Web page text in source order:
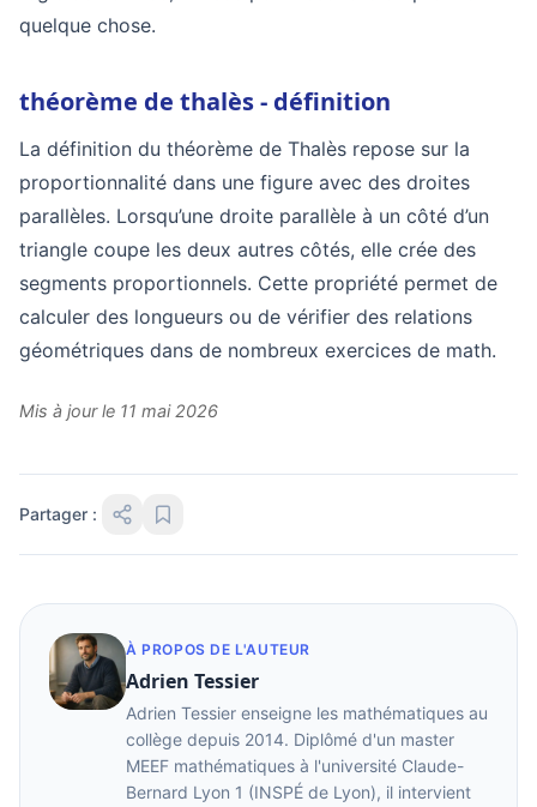
quelque chose.
théorème de thalès - définition
La définition du théorème de Thalès repose sur la
proportionnalité dans une figure avec des droites
parallèles. Lorsqu’une droite parallèle à un côté d’un
triangle coupe les deux autres côtés, elle crée des
segments proportionnels. Cette propriété permet de
calculer des longueurs ou de vérifier des relations
géométriques dans de nombreux exercices de math.
Mis à jour le 11 mai 2026
Partager :
À PROPOS DE L'AUTEUR
Adrien Tessier
Adrien Tessier enseigne les mathématiques au
collège depuis 2014. Diplômé d'un master
MEEF mathématiques à l'université Claude-
Bernard Lyon 1 (INSPÉ de Lyon), il intervient